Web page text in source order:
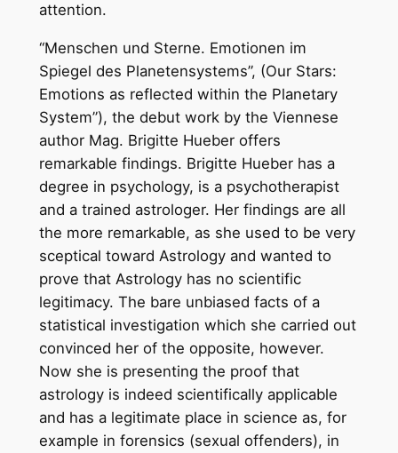
attention.
“Menschen und Sterne. Emotionen im
Spiegel des Planetensystems”, (Our Stars:
Emotions as reflected within the Planetary
System”), the debut work by the Viennese
author Mag. Brigitte Hueber offers
remarkable findings. Brigitte Hueber has a
degree in psychology, is a psychotherapist
and a trained astrologer. Her findings are all
the more remarkable, as she used to be very
sceptical toward Astrology and wanted to
prove that Astrology has no scientific
legitimacy. The bare unbiased facts of a
statistical investigation which she carried out
convinced her of the opposite, however.
Now she is presenting the proof that
astrology is indeed scientifically applicable
and has a legitimate place in science as, for
example in forensics (sexual offenders), in